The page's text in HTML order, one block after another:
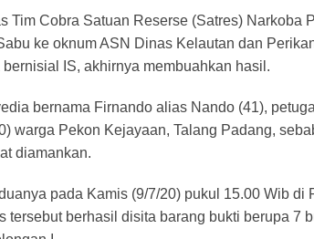
Tim Cobra Satuan Reserse (Satres) Narkoba
ke oknum ASN Dinas Kelautan dan
IS, akhirnya membuahkan hasil.
bernama Firnando alias Nando (41),
warga Pekon Kejayaan, Talang Padang,
diamankan.
pada Kamis (9/7/20) pukul 15.00 Wib di
tersebut berhasil disita barang bukti berupa 7